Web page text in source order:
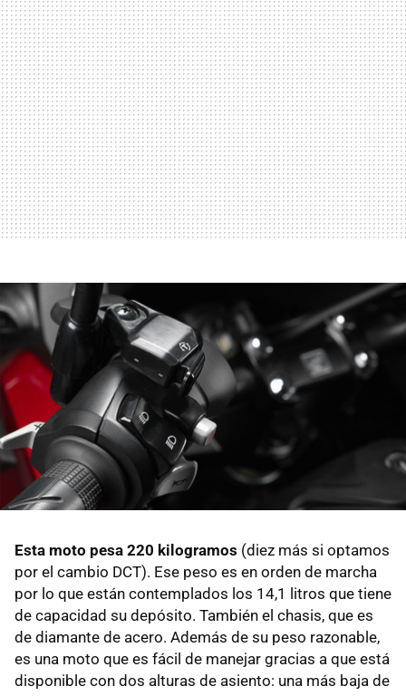
Esta moto pesa 220 kilogramos (diez más si optamos
por el cambio DCT). Ese peso es en orden de marcha
por lo que están contemplados los 14,1 litros que tiene
de capacidad su depósito. También el chasis, que es
de diamante de acero. Además de su peso razonable,
es una moto que es fácil de manejar gracias a que está
disponible con dos alturas de asiento: una más baja de